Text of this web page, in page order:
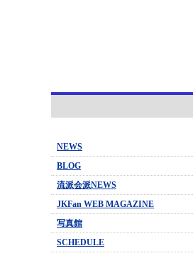
NEWS
BLOG
流派会派NEWS
JKFan WEB MAGAZINE
写真館
SCHEDULE